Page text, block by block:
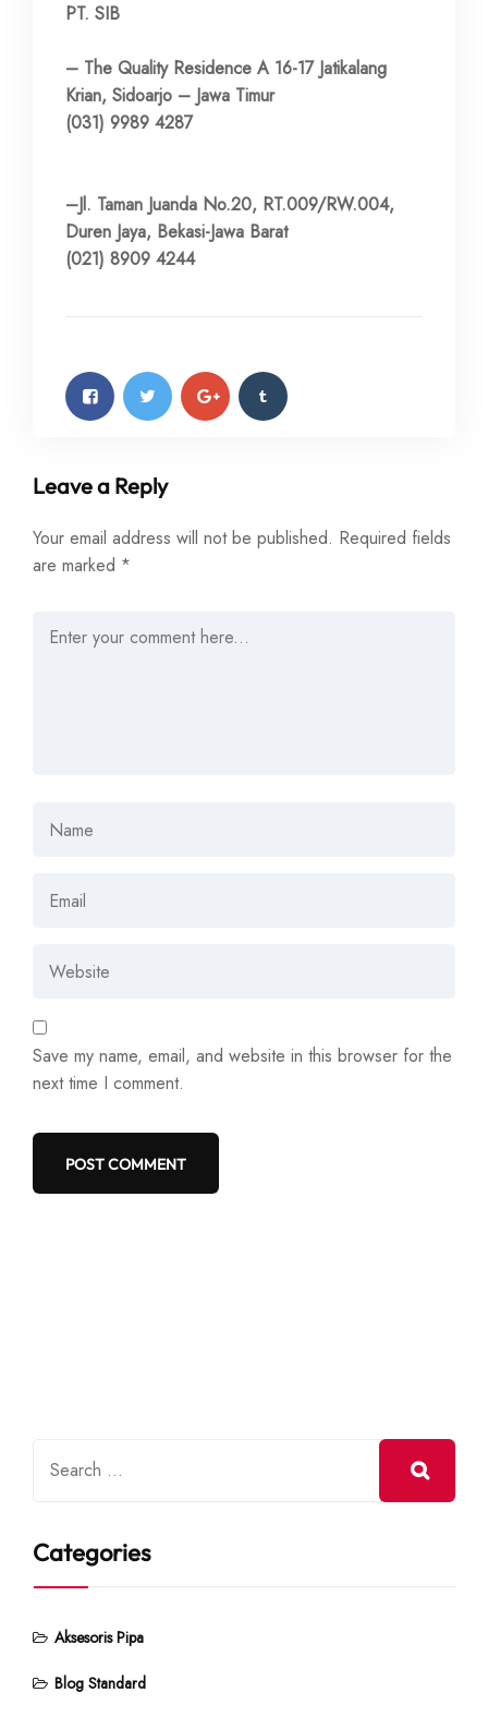
PT. SIB
– The Quality Residence A 16-17 Jatikalang
Krian, Sidoarjo – Jawa Timur
(031) 9989 4287
–Jl. Taman Juanda No.20, RT.009/RW.004,
Duren Jaya, Bekasi-Jawa Barat
(021) 8909 4244
Leave a Reply
Your email address will not be published. Required fields
are marked *
Save my name, email, and website in this browser for the
next time I comment.
Categories
Aksesoris Pipa
Blog Standard